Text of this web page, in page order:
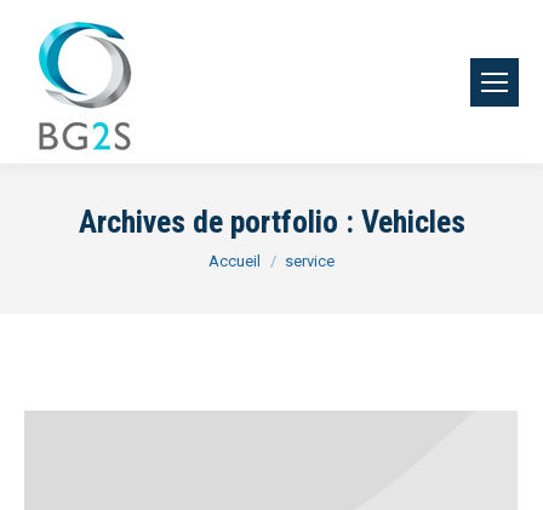
Archives de portfolio : Vehicles
Vous êtes ici :
Accueil service